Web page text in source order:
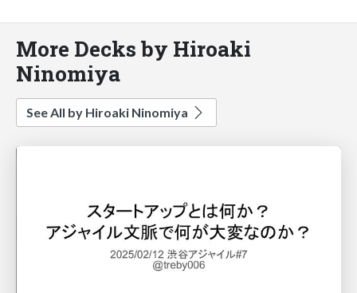
More Decks by Hiroaki
Ninomiya
See All by Hiroaki Ninomiya